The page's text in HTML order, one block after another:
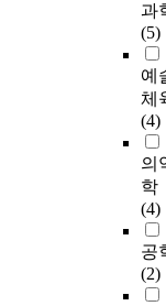
과
(5)
예
체
(4)
의
학
(4)
공
(2)